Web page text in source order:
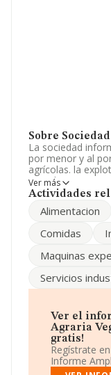
Sobre
La sociedad
por menor y al
agrícolas. la
comidas y
alcohol en
Sociedad
tiene actividad
Los empleados
empleados de la
media de sector.
La sociedad
Liebana 99 S.L,
Ascension núm.
Alicante,
En base a la
Ver más
Actividades
Alimentacion
Comidas
Maquinas
Servicios
Ver el
Agraria
gratis!
Regístrate
Informe